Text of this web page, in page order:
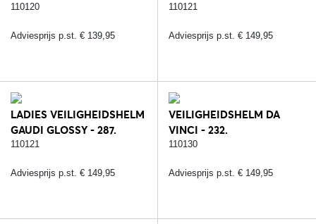
BRUIN/ROSE
110120
Adviesprijs p.st. € 139,95
ZWART/ZILVER
110121
Adviesprijs p.st. € 149,95
LADIES VEILIGHEIDSHELM
GAUDI GLOSSY - 287.
ZWART/ROSE
110121
Adviesprijs p.st. € 149,95
VEILIGHEIDSHELM DA
VINCI - 232.
ZWART/ZILVER
110130
Adviesprijs p.st. € 149,95